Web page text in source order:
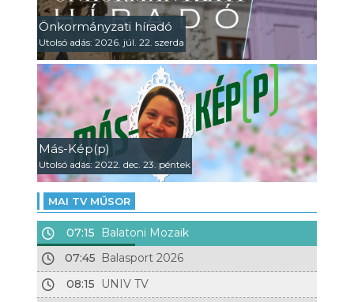
Önkormányzati híradó
Utolsó adás: 2026. júl. 22. szerda
Más-Kép(p)
Utolsó adás: 2022. dec. 23. péntek
MAI TV MŰSOR
07:15
Balatoni Mozaik
07:45 Balasport 2026
08:15
UNIV TV